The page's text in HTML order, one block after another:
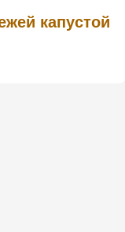
капустой